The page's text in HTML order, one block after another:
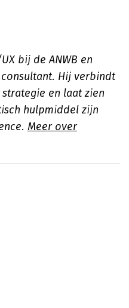
bij de ANWB en
Hij verbindt
en laat zien
hulpmiddel zijn
Meer over